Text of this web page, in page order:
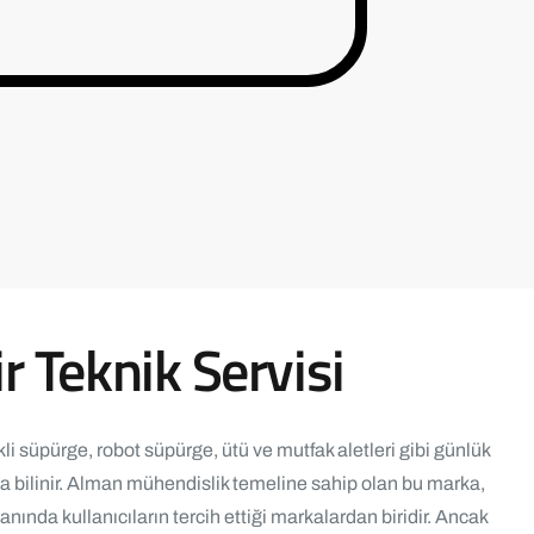
Teknik Servisi
süpürge, robot süpürge, ütü ve mutfak aletleri gibi günlük
bilinir. Alman mühendislik temeline sahip olan bu marka,
kullanıcıların tercih ettiği markalardan biridir. Ancak